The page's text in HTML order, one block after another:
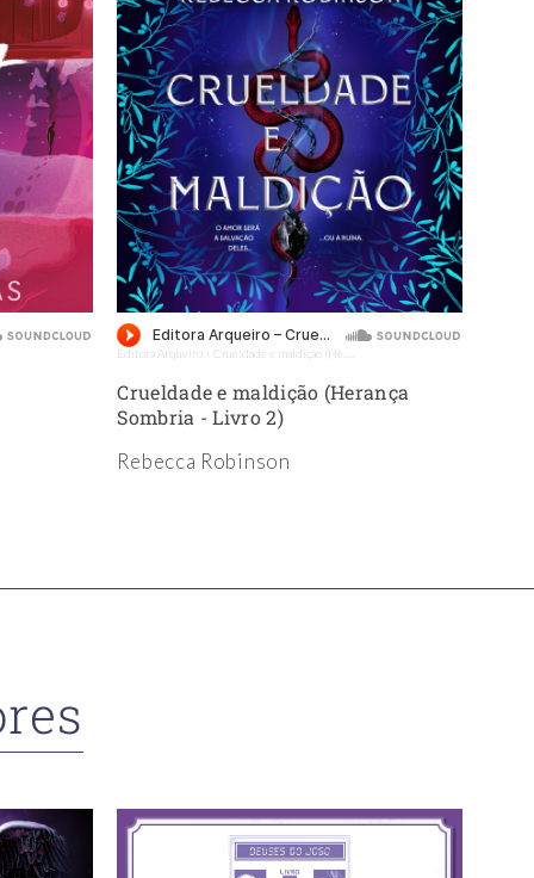
Editora Arqueiro ·Crueldade e maldição (Herança Sombria - Livro 2) - Amostra - Editora Arqueiro (Audiolivro)
Crueldade e maldição (Herança
Sombria - Livro 2)
Rebecca Robinson